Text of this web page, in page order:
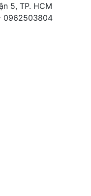
5, TP. HCM
0962503804